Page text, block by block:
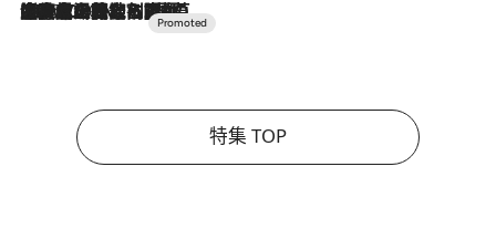
2026.7.10
NEW OPEN！【界 草津】名湯の地に誕生。趣の異なる2種の温泉と上州ならではの会席・蕎麦割烹など美食を味わう究極の癒やし旅
特集 TOP